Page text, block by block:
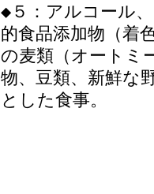
◆５：アルコール
的食品添加物（着
の麦類（オートミ
物、豆類、新鮮な
とした食事。